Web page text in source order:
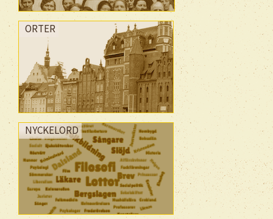
ORTER
NYCKELORD